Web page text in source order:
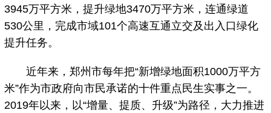
3945万平方米，提升绿地3470万平方米，连通绿道
530公里，完成市域101个高速互通立交及出入口绿化
提升任务。
近年来，郑州市每年把“新增绿地面积1000万平方
米”作为市政府向市民承诺的十件重点民生实事之一。
2019年以来，以“增量、提质、升级”为路径，大力推进